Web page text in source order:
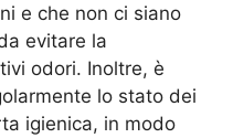
e che non ci siano
evitare la
odori. Inoltre, è
lo stato dei
igienica, in modo